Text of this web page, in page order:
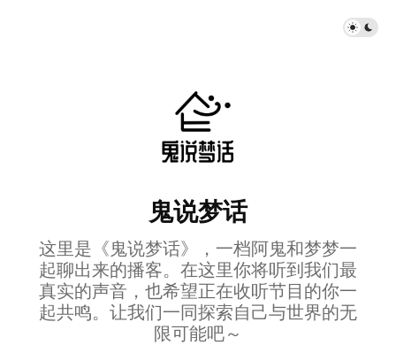
鬼说梦话
这里是《鬼说梦话》，一档阿鬼和梦梦一
起聊出来的播客。在这里你将听到我们最
真实的声音，也希望正在收听节目的你一
起共鸣。让我们一同探索自己与世界的无
限可能吧～